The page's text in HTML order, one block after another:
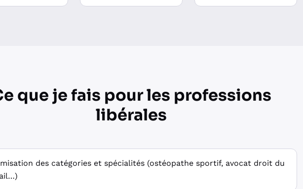
que je fais pour les professions
libérales
des catégories et spécialités (ostéopathe sportif, avocat droit du